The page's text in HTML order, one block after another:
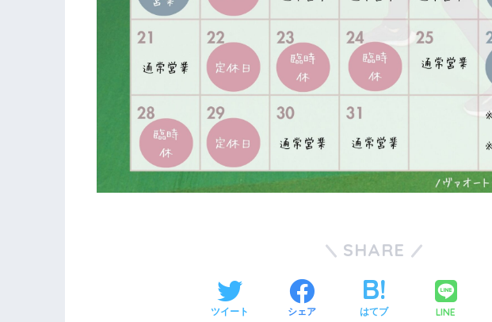
SHARE
ツイート シェア はてブ LINE